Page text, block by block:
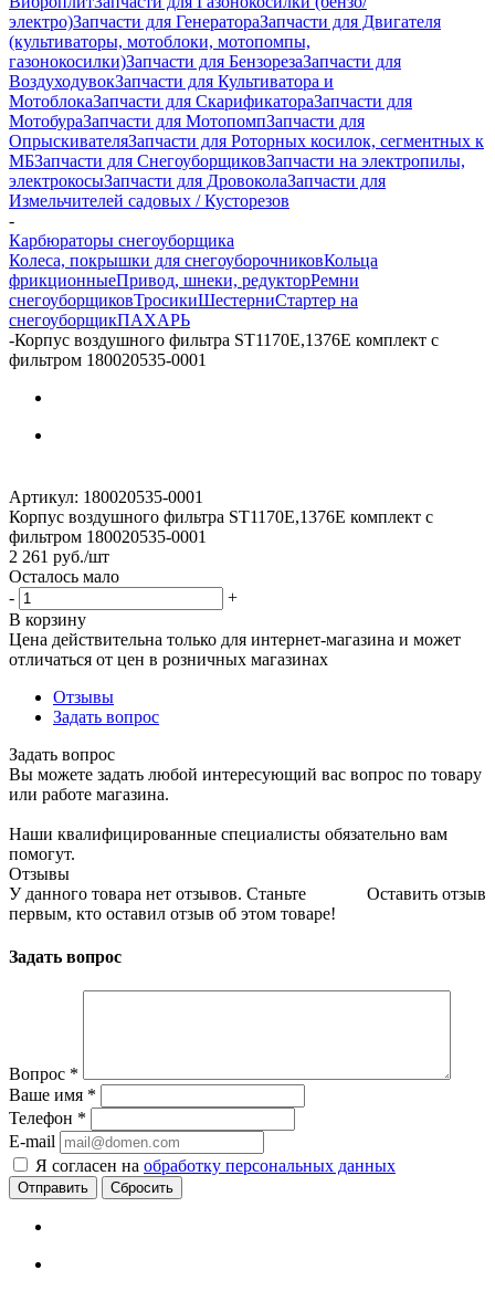
электро)Запчасти для ГенератораЗапчасти для Двигателя
(культиваторы, мотоблоки, мотопомпы,
газонокосилки)Запчасти для БензорезаЗапчасти для
ВоздуходувокЗапчасти для Культиватора и
МотоблокаЗапчасти для СкарификатораЗапчасти для
МотобураЗапчасти для МотопомпЗапчасти для
ОпрыскивателяЗапчасти для Роторных косилок, сегментных к
МБЗапчасти для СнегоуборщиковЗапчасти на электропилы,
электрокосыЗапчасти для ДровоколаЗапчасти для
Измельчителей садовых / Кусторезов
-
Карбюраторы снегоуборщика
Колеса, покрышки для снегоуборочниковКольца
фрикционныеПривод, шнеки, редукторРемни
снегоуборщиковТросикиШестерниСтартер на
снегоуборщикПАХАРЬ
-Корпус воздушного фильтра ST1170Е,1376E комплект с
фильтром 180020535-0001
Артикул: 180020535-0001
Корпус воздушного фильтра ST1170Е,1376E комплект с
фильтром 180020535-0001
2 261 руб./шт
Осталось мало
-
+
В корзину
Цена действительна только для интернет-магазина и может
отличаться от цен в розничных магазинах
Отзывы
Задать вопрос
Задать вопрос
Вы можете задать любой интересующий вас вопрос по товару
или работе магазина.
Наши квалифицированные специалисты обязательно вам
помогут.
Отзывы
Оставить отзыв
У данного товара нет отзывов. Станьте
первым, кто оставил отзыв об этом товаре!
Задать вопрос
Вопрос *
Ваше имя *
Телефон *
E-mail
Я согласен на обработку персональных данных
Сбросить